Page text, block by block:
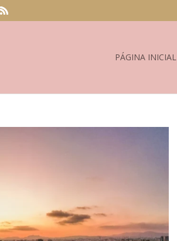
PÁGINA INICIAL